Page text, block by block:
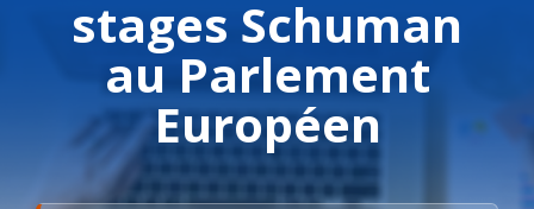
stages Schuman
au Parlement
Européen